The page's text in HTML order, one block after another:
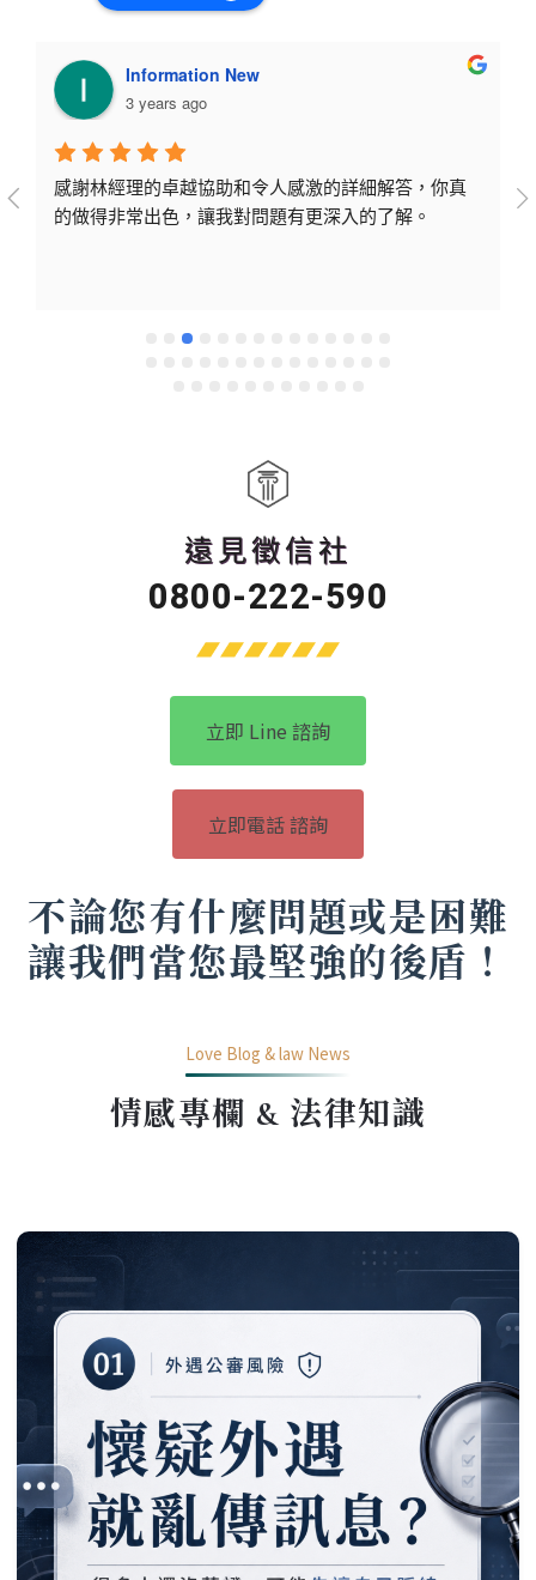
Information New
3 years ago
感謝林經理的卓越協助和令人感激的詳細解答，你真
的做得非常出色，讓我對問題有更深入的了解。
遠見徵信社
0800-222-590
立即 Line 諮詢
立即電話 諮詢
不論您有什麼問題或是困難
讓我們當您最堅強的後盾！
Love Blog & law News
情感專欄 & 法律知識